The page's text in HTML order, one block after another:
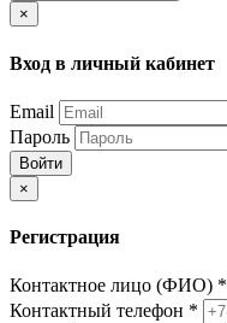
×
Вход в личный кабинет
Email
Пароль
Войти
×
Регистрация
Контактное лицо (ФИО) *
Контактный телефон *